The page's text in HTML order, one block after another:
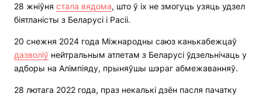
28 жніўня стала вядома, што ў іх не змогуць узяць удзел
біятланісты з Беларусі і Расіі.
20 снежня 2024 года Міжнародны саюз канькабежцаў
дазволіў нейтральным атлетам з Беларусі ўдзельнічаць у
адборы на Алімпіяду, прыняўшы шэраг абмежаванняў.
28 лютага 2022 года, праз некалькі дзён пасля пачатку